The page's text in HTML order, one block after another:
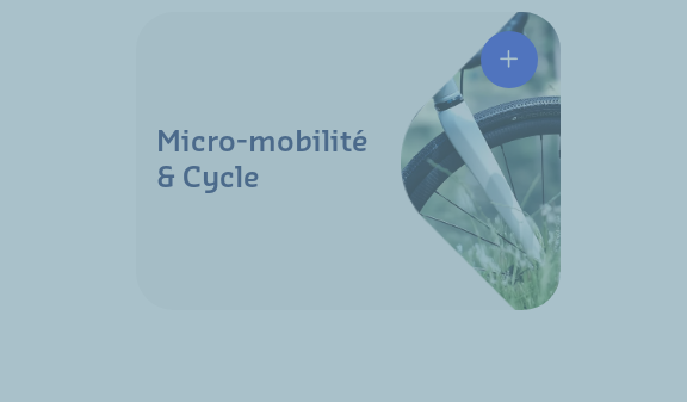
Micro-mobilité
& Cycle